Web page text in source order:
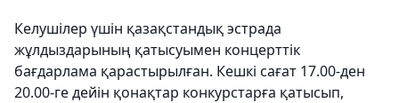
Келушілер үшін қазақстандық эстрада
жұлдыздарының қатысуымен концерттік
бағдарлама қарастырылған. Кешкі сағат 17.00-ден
20.00-ге дейін қонақтар конкурстарға қатысып,